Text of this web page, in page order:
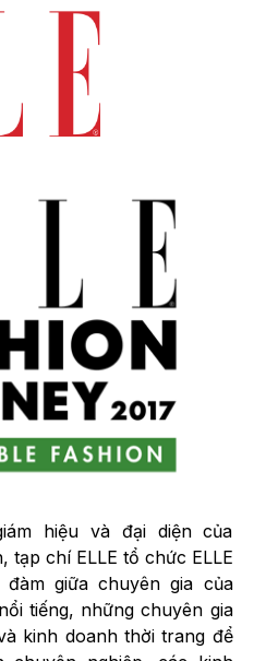
hiệu và đại diện của
tạp chí ELLE tổ chức ELLE
giữa chuyên gia của
tiếng, những chuyên gia
kinh doanh thời trang để